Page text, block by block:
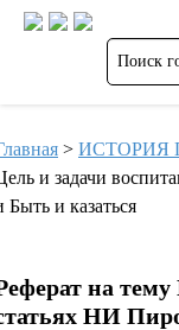
> ИСТОРИЯ
и задачи
Быть и казаться
на
НИ